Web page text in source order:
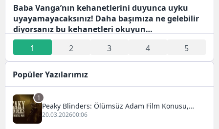
Baba Vanga’nın kehanetlerini duyunca uyku
uyayamayacaksınız! Daha başımıza ne gelebilir
diyorsanız bu kehanetleri okuyun…
1 2 3 4 5
Popüler Yazılarımız
1
Peaky Blinders: Ölümsüz Adam Film Konusu,
Oyuncuları ve İnceleme
20.03.202600:06